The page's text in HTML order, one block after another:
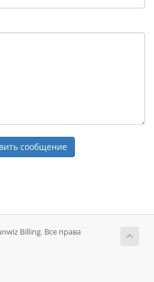
сообщение
Billing. Все права